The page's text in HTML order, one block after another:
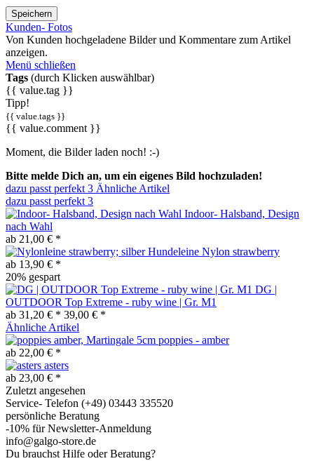
Speichern
Kunden- Fotos
Von Kunden hochgeladene Bilder und Kommentare zum Artikel
anzeigen.
Menü schließen
Tags (durch Klicken auswählbar)
{{ value.tag }}
Tipp!
{{ value.tags }}
{{ value.comment }}
Moment, die Bilder laden noch! :-)
Bitte melde Dich an, um ein eigenes Bild hochzuladen!
dazu passt perfekt 3 Ähnliche Artikel
dazu passt perfekt 3
Indoor- Halsband, Design
nach Wahl
ab 21,00 € *
Hundeleine Nylon strawberry
ab 13,90 € *
20% gespart
DG |
OUTDOOR Top Extreme - ruby wine | Gr. M1
ab 31,20 € * 39,00 € *
Ähnliche Artikel
poppies - amber
ab 22,00 € *
asters
ab 23,00 € *
Zuletzt angesehen
Service- Telefon (+49) 03443 335520
persönliche Beratung
-10% für Newsletter-Anmeldung
info@galgo-store.de
Du brauchst Hilfe oder Beratung?